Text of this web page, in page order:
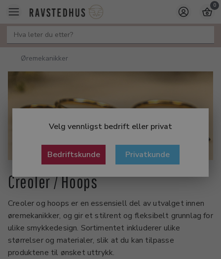
Velg vennligst bedrift eller privat
Bedriftskunde Privatkunde
0
Øremekanikker
Creoler / Hoops
Creoler og hoops er en essensiell del av utvalget innen
øremekanikker, og gir et stilrent og fleksibelt grunnlag for
ulike smykkedesign. Sortimentet inkluderer ulike
størrelser og materialer, slik at du kan tilpasse
produktene til ønsket uttrykk.